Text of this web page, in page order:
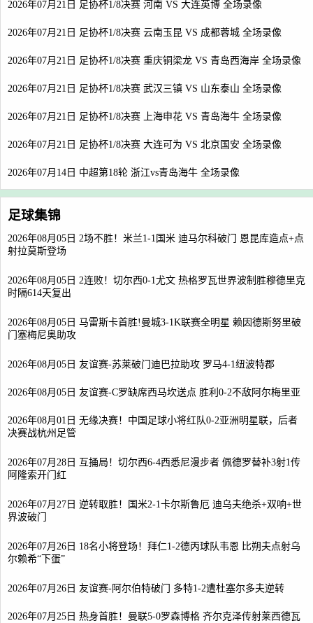
2026年07月21日 足协杯1/8决赛 河南 VS 大连英博 全场录像
2026年07月21日 足协杯1/8决赛 云南玉昆 VS 成都蓉城 全场录像
2026年07月21日 足协杯1/8决赛 重庆铜梁龙 VS 青岛西海岸 全场录像
2026年07月21日 足协杯1/8决赛 武汉三镇 VS 山东泰山 全场录像
2026年07月21日 足协杯1/8决赛 上海申花 VS 青岛海牛 全场录像
2026年07月21日 足协杯1/8决赛 大连可为 VS 北京国安 全场录像
2026年07月14日 中超第18轮 浙江vs青岛海牛 全场录像
足球集锦
2026年08月05日 2场不胜！米兰1-1国米 迪马尔科破门 恩昆库造点+点
射拉莫斯登场
2026年08月05日 2连败！切尔西0-1尤文 热格罗瓦世界波制胜穆德里克
时隔614天复出
2026年08月05日 马雷斯卡首胜!曼城3-1K联赛全明星 赖因德斯努里破
门塞梅尼奥助攻
2026年08月05日 友谊赛-苏莱破门迪巴拉助攻 罗马4-1纽波特郡
2026年08月05日 友谊赛-C罗缺席西马坎送点 胜利0-2不敌阿尔梅里亚
2026年08月01日 无缘决赛！中国足球小将红队0-2亚洲明星联，后者
决赛战杭州足管
2026年07月28日 互捅局！切尔西6-4西悉尼漫步者 佩德罗替补3射1传
阿隆索开门红
2026年07月27日 逆转取胜！国米2-1卡尔斯鲁厄 迪乌夫绝杀+双响+世
界波破门
2026年07月26日 18名小将登场！拜仁1-2德丙球队韦恩 比朔夫点射乌
尔赖希“下蛋”
2026年07月26日 友谊赛-阿尔伯特破门 多特1-2遭杜塞尔多夫逆转
2026年07月25日 热身首胜！曼联5-0罗森博格 齐尔克泽传射莱西德瓦